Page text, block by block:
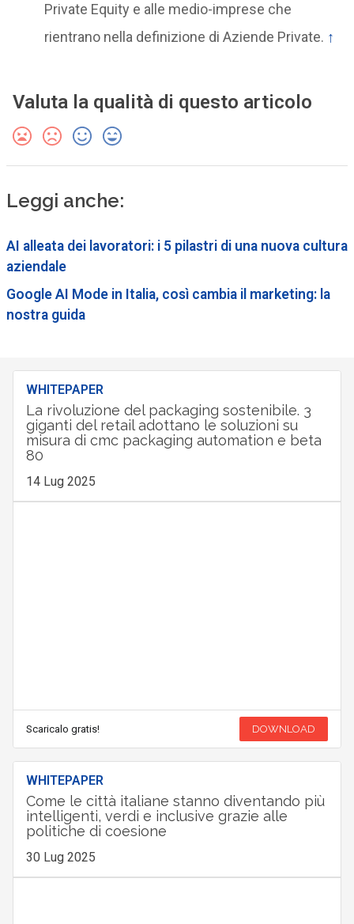
Private Equity e alle medio-imprese che
rientrano nella definizione di Aziende Private. ↑
Valuta la qualità di questo articolo
Leggi anche:
AI alleata dei lavoratori: i 5 pilastri di una nuova cultura
aziendale
Google AI Mode in Italia, così cambia il marketing: la
nostra guida
WHITEPAPER
La rivoluzione del packaging sostenibile. 3
giganti del retail adottano le soluzioni su
misura di cmc packaging automation e beta
80
14 Lug 2025
Scaricalo gratis! DOWNLOAD
WHITEPAPER
Come le città italiane stanno diventando più
intelligenti, verdi e inclusive grazie alle
politiche di coesione
30 Lug 2025